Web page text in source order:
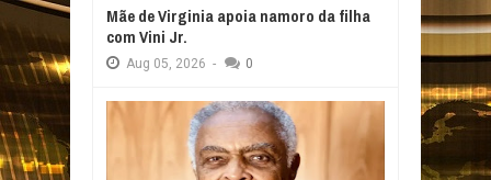
Mãe de Virginia apoia namoro da filha
com Vini Jr.
Aug 05, 2026 - 0